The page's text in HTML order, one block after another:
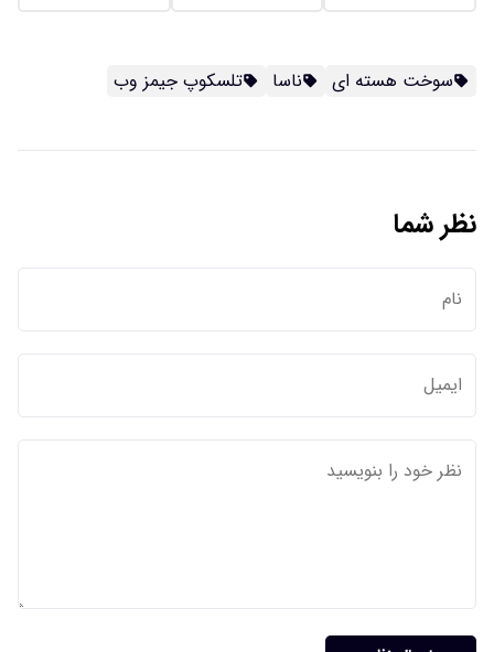
سوخت هسته ای ناسا تلسکوپ جیمز وب
نظر شما